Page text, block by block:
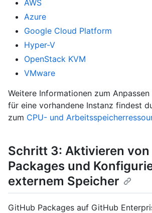
AWS
Azure
Google Cloud Platform
Hyper-V
OpenStack KVM
VMware
Weitere Informationen zum
für eine vorhandene Instanz findest
zum CPU- und
Schritt 3: Aktivieren von
Packages und
externem Speicher
GitHub Packages auf GitHub